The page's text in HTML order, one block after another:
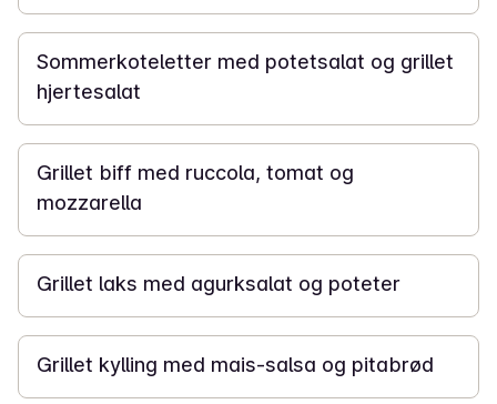
20 min
Sommerkoteletter med potetsalat og grillet
hjertesalat
20 min
Grillet biff med ruccola, tomat og
mozzarella
25 min
Grillet laks med agurksalat og poteter
25 min
Grillet kylling med mais-salsa og pitabrød
20 min